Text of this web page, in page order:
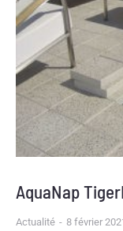
AquaNap
Actualité 8 février